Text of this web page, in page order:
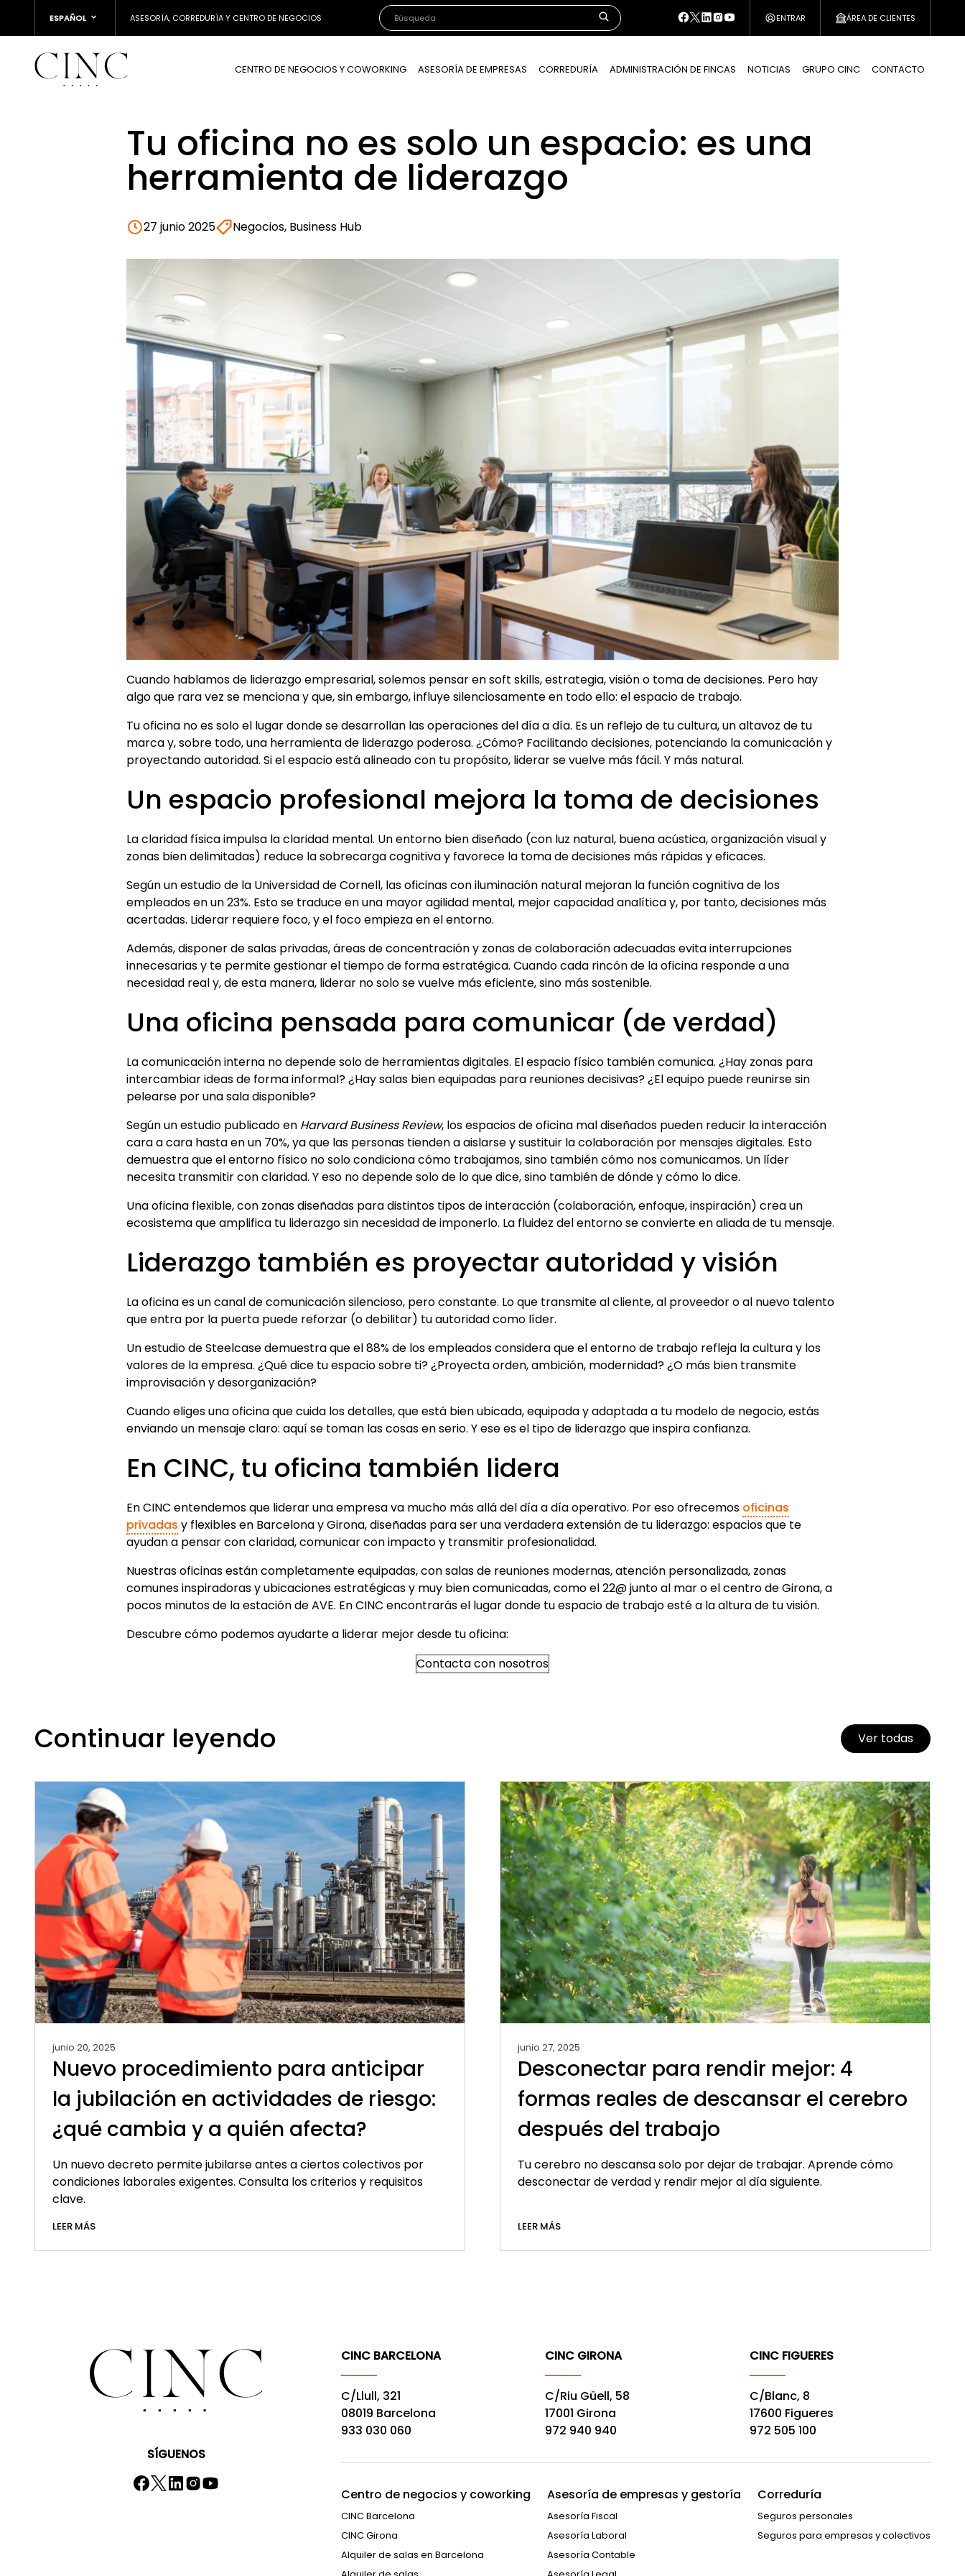
ESPAÑOL ASESORÍA, CORREDURÍA Y CENTRO DE NEGOCIOS ENTRAR ÁREA DE CLIENTES
CENTRO DE NEGOCIOS Y COWORKING ASESORÍA DE EMPRESAS CORREDURÍA ADMINISTRACIÓN DE FINCAS NOTICIAS GRUPO CINC CONTACTO
Tu oficina no es solo un espacio: es una
herramienta de liderazgo
27 junio 2025 Negocios, Business Hub
Cuando hablamos de liderazgo empresarial, solemos pensar en soft skills, estrategia, visión o toma de decisiones. Pero hay
algo que rara vez se menciona y que, sin embargo, influye silenciosamente en todo ello: el espacio de trabajo.
Tu oficina no es solo el lugar donde se desarrollan las operaciones del día a día. Es un reflejo de tu cultura, un altavoz de tu
marca y, sobre todo, una herramienta de liderazgo poderosa. ¿Cómo? Facilitando decisiones, potenciando la comunicación y
proyectando autoridad. Si el espacio está alineado con tu propósito, liderar se vuelve más fácil. Y más natural.
Un espacio profesional mejora la toma de decisiones
La claridad física impulsa la claridad mental. Un entorno bien diseñado (con luz natural, buena acústica, organización visual y
zonas bien delimitadas) reduce la sobrecarga cognitiva y favorece la toma de decisiones más rápidas y eficaces.
Según un estudio de la Universidad de Cornell, las oficinas con iluminación natural mejoran la función cognitiva de los
empleados en un 23%. Esto se traduce en una mayor agilidad mental, mejor capacidad analítica y, por tanto, decisiones más
acertadas. Liderar requiere foco, y el foco empieza en el entorno.
Además, disponer de salas privadas, áreas de concentración y zonas de colaboración adecuadas evita interrupciones
innecesarias y te permite gestionar el tiempo de forma estratégica. Cuando cada rincón de la oficina responde a una
necesidad real y, de esta manera, liderar no solo se vuelve más eficiente, sino más sostenible.
Una oficina pensada para comunicar (de verdad)
La comunicación interna no depende solo de herramientas digitales. El espacio físico también comunica. ¿Hay zonas para
intercambiar ideas de forma informal? ¿Hay salas bien equipadas para reuniones decisivas? ¿El equipo puede reunirse sin
pelearse por una sala disponible?
Según un estudio publicado en Harvard Business Review, los espacios de oficina mal diseñados pueden reducir la interacción
cara a cara hasta en un 70%, ya que las personas tienden a aislarse y sustituir la colaboración por mensajes digitales. Esto
demuestra que el entorno físico no solo condiciona cómo trabajamos, sino también cómo nos comunicamos. Un líder
necesita transmitir con claridad. Y eso no depende solo de lo que dice, sino también de dónde y cómo lo dice.
Una oficina flexible, con zonas diseñadas para distintos tipos de interacción (colaboración, enfoque, inspiración) crea un
ecosistema que amplifica tu liderazgo sin necesidad de imponerlo. La fluidez del entorno se convierte en aliada de tu mensaje.
Liderazgo también es proyectar autoridad y visión
La oficina es un canal de comunicación silencioso, pero constante. Lo que transmite al cliente, al proveedor o al nuevo talento
que entra por la puerta puede reforzar (o debilitar) tu autoridad como líder.
Un estudio de Steelcase demuestra que el 88% de los empleados considera que el entorno de trabajo refleja la cultura y los
valores de la empresa. ¿Qué dice tu espacio sobre ti? ¿Proyecta orden, ambición, modernidad? ¿O más bien transmite
improvisación y desorganización?
Cuando eliges una oficina que cuida los detalles, que está bien ubicada, equipada y adaptada a tu modelo de negocio, estás
enviando un mensaje claro: aquí se toman las cosas en serio. Y ese es el tipo de liderazgo que inspira confianza.
En CINC, tu oficina también lidera
En CINC entendemos que liderar una empresa va mucho más allá del día a día operativo. Por eso ofrecemos oficinas
privadas y flexibles en Barcelona y Girona, diseñadas para ser una verdadera extensión de tu liderazgo: espacios que te
ayudan a pensar con claridad, comunicar con impacto y transmitir profesionalidad.
Nuestras oficinas están completamente equipadas, con salas de reuniones modernas, atención personalizada, zonas
comunes inspiradoras y ubicaciones estratégicas y muy bien comunicadas, como el 22@ junto al mar o el centro de Girona, a
pocos minutos de la estación de AVE. En CINC encontrarás el lugar donde tu espacio de trabajo esté a la altura de tu visión.
Descubre cómo podemos ayudarte a liderar mejor desde tu oficina:
Contacta con nosotros
Continuar leyendo Ver todas
junio 20, 2025
Nuevo procedimiento para anticipar
la jubilación en actividades de riesgo:
¿qué cambia y a quién afecta?
Un nuevo decreto permite jubilarse antes a ciertos colectivos por
condiciones laborales exigentes. Consulta los criterios y requisitos
clave.
LEER MÁS
junio 27, 2025
Desconectar para rendir mejor: 4
formas reales de descansar el cerebro
después del trabajo
Tu cerebro no descansa solo por dejar de trabajar. Aprende cómo
desconectar de verdad y rendir mejor al día siguiente.
LEER MÁS
SÍGUENOS
CINC BARCELONA
C/Llull, 321
08019 Barcelona
933 030 060
CINC GIRONA
C/Riu Güell, 58
17001 Girona
972 940 940
CINC FIGUERES
C/Blanc, 8
17600 Figueres
972 505 100
Centro de negocios y coworking
CINC Barcelona
CINC Girona
Alquiler de salas en Barcelona
Asesoría de empresas y gestoría
Asesoría Fiscal
Asesoría Laboral
Asesoría Contable
Correduría
Seguros personales
Seguros para empresas y colectivos